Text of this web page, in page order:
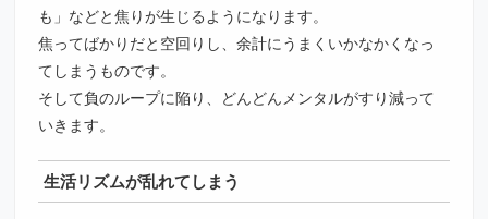
も」などと焦りが生じるようになります。
焦ってばかりだと空回りし、余計にうまくいかなかくなっ
てしまうものです。
そして負のループに陥り、どんどんメンタルがすり減って
いきます。
生活リズムが乱れてしまう